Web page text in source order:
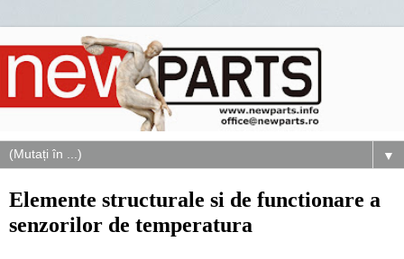
▼
Elemente structurale si de functionare a
senzorilor de temperatura